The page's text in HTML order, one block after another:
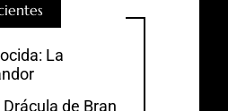
La
de Bran